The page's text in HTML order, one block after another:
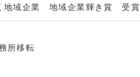
域企業 地域企業輝き賞 受賞
所移転